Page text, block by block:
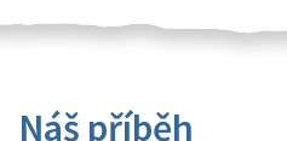
Náš příběh